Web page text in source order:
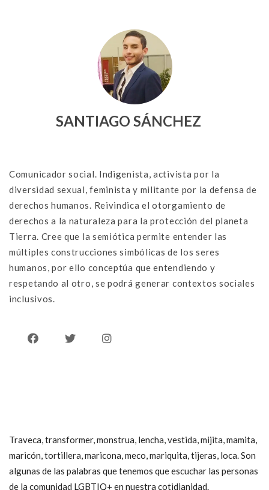
SANTIAGO SÁNCHEZ
Comunicador social. Indigenista, activista por la
diversidad sexual, feminista y militante por la defensa de
derechos humanos. Reivindica el otorgamiento de
derechos a la naturaleza para la protección del planeta
Tierra. Cree que la semiótica permite entender las
múltiples construcciones simbólicas de los seres
humanos, por ello conceptúa que entendiendo y
respetando al otro, se podrá generar contextos sociales
inclusivos.
Traveca, transformer, monstrua, lencha, vestida, mijita, mamita,
maricón, tortillera, maricona, meco, mariquita, tijeras, loca. Son
algunas de las palabras que tenemos que escuchar las personas
de la comunidad LGBTIQ+ en nuestra cotidianidad.